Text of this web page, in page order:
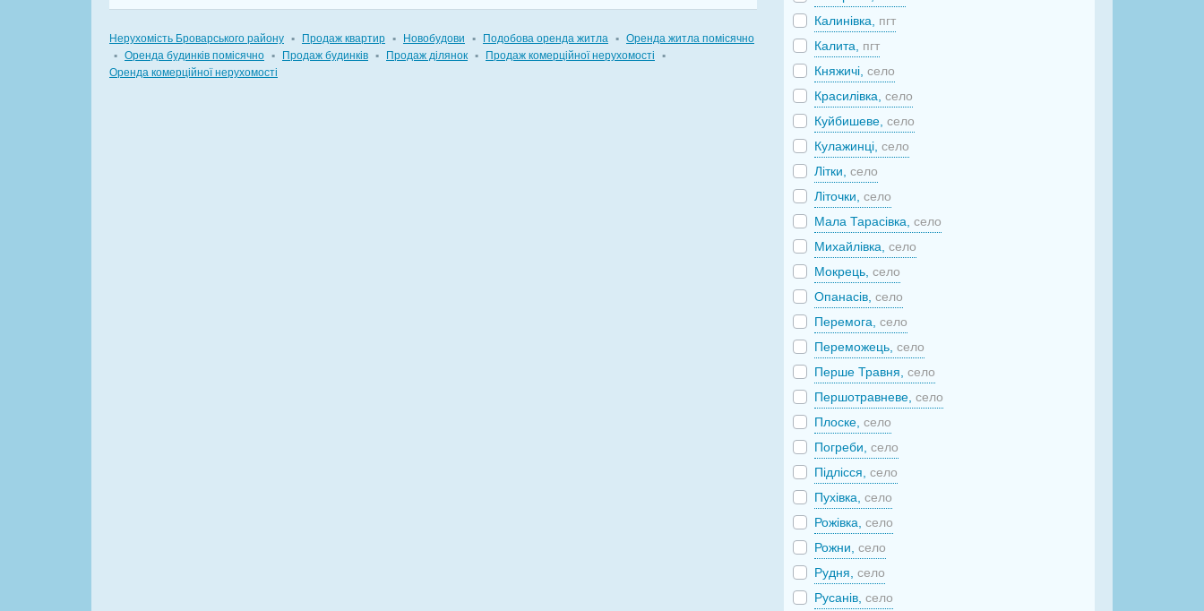
Нерухомість Броварського району ▪ Продаж квартир ▪ Новобудови ▪ Подобова оренда житла ▪ Оренда житла помісячно
▪ Оренда будинків помісячно ▪ Продаж будинків ▪ Продаж ділянок ▪ Продаж комерційної нерухомості
▪
Оренда комерційної нерухомості
Калинівка, пгт
Калита, пгт
Княжичі,село
Красилівка,село
Куйбишеве,село
Кулажинці,село
Літки,село
Літочки,село
Мала Тарасівка,село
Михайлівка,село
Мокрець,село
Опанасів,село
Перемога,село
Переможець,село
Перше Травня,село
Першотравневе,село
Плоске,село
Погреби,село
Підлісся,село
Пухівка,село
Рожівка,село
Рожни,село
Рудня,село
Русанів,село